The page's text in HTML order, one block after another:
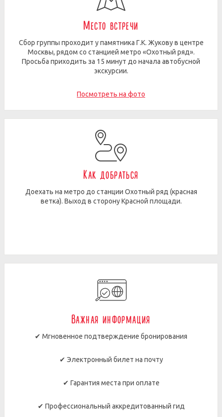
Место встречи
Сбор группы проходит у памятника Г.К. Жукову в центре
Москвы, рядом со станцией метро «Охотный ряд».
Просьба приходить за 15 минут до начала автобусной
экскурсии.
Посмотреть на фото
Как добраться
Доехать на метро до станции Охотный ряд (красная
ветка). Выход в сторону Красной площади.
Важная информация
✔ Мгновенное подтверждение бронирования
✔ Электронный билет на почту
✔ Гарантия места при оплате
✔ Профессиональный аккредитованный гид